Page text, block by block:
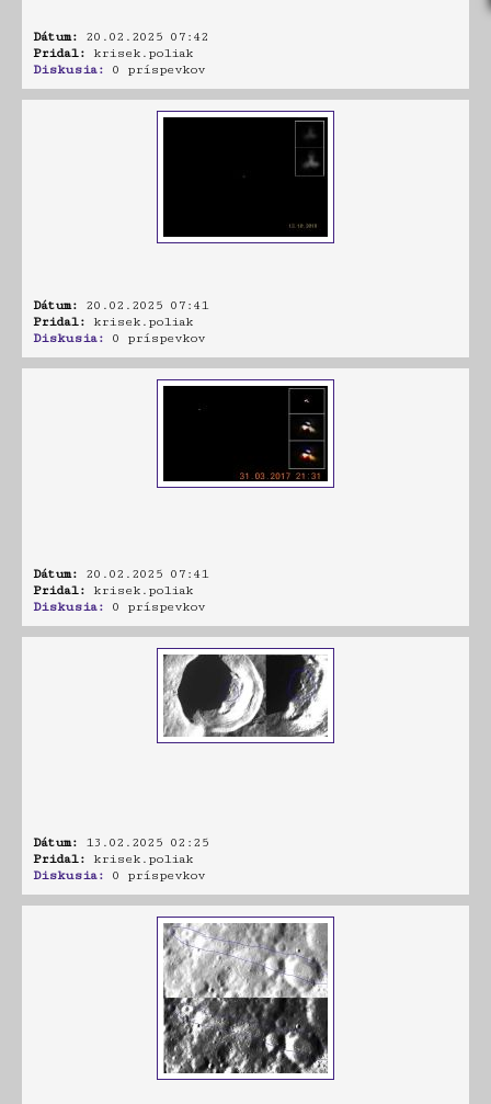
Dátum: 20.02.2025 07:42
Pridal: krisek.poliak
Diskusia: 0 príspevkov
Dátum: 20.02.2025 07:41
Pridal: krisek.poliak
Diskusia: 0 príspevkov
Dátum: 20.02.2025 07:41
Pridal: krisek.poliak
Diskusia: 0 príspevkov
Dátum: 13.02.2025 02:25
Pridal: krisek.poliak
Diskusia: 0 príspevkov